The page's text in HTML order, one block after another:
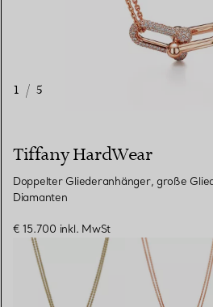
1 / 5
Tiffany HardWear
Doppelter Gliederanhänger, große
Diamanten
€ 15.700 inkl. MwSt